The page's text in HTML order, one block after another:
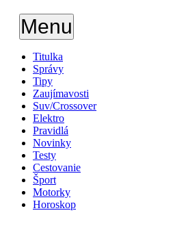
Menu
Titulka
Správy
Tipy
Zaujímavosti
Suv/Crossover
Elektro
Pravidlá
Novinky
Testy
Cestovanie
Šport
Motorky
Horoskop